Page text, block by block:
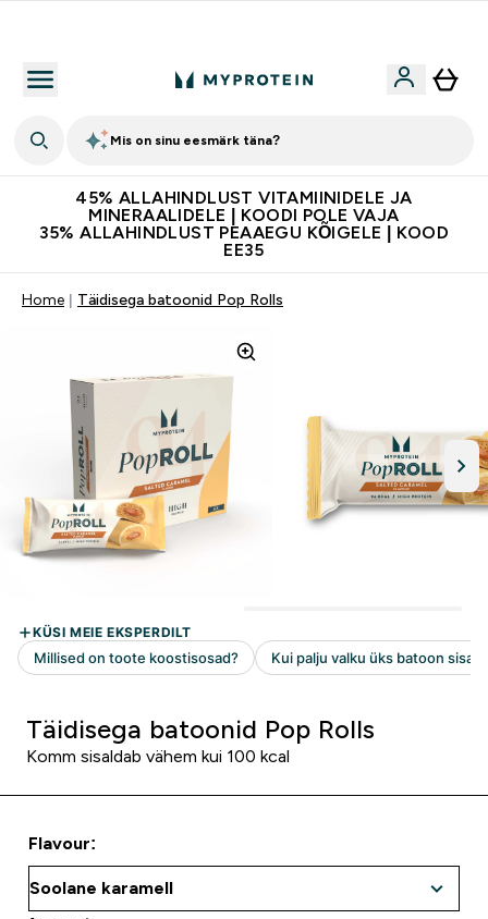
Mis on sinu eesmärk täna?
45% ALLAHINDLUST VITAMIINIDELE JA
MINERAALIDELE | KOODI POLE VAJA
35% ALLAHINDLUST PEAAEGU KÕIGELE | KOOD
EE35
Home Täidisega batoonid Pop Rolls
Täidisega batoonid Pop Rolls
Komm sisaldab vähem kui 100 kcal
Flavour: